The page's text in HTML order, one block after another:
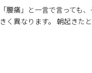
「腰痛」と一言で言っても
きく異なります。 朝起きた